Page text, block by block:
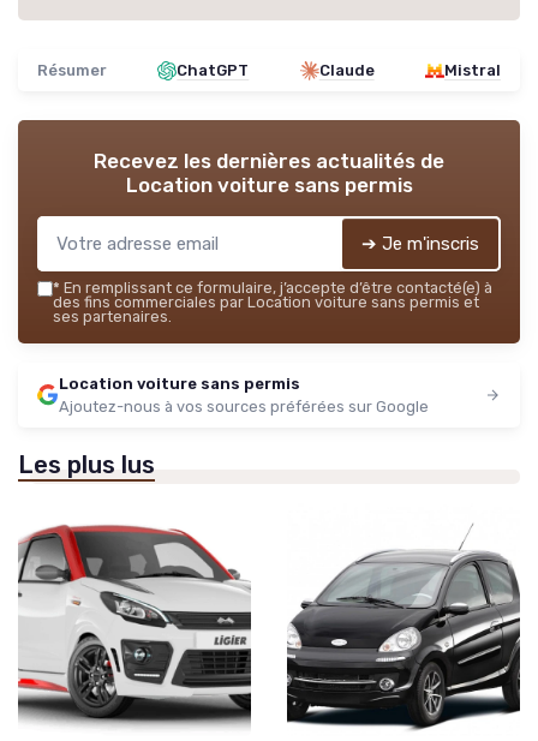
Résumer ChatGPT Claude Mistral
Recevez les dernières actualités de
Location voiture sans permis
➔ Je m'inscris
* En remplissant ce formulaire, j’accepte d’être contacté(e) à
des fins commerciales par Location voiture sans permis et
ses partenaires.
Location voiture sans permis
Ajoutez-nous à vos sources préférées sur Google
Les plus lus